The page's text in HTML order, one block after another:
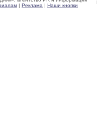
| Реклама | Наши кнопки